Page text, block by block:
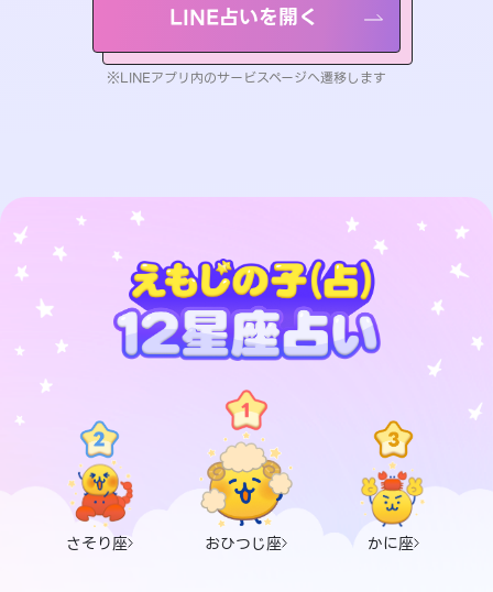
LINE占いを開く
※LINEアプリ内のサービスページへ遷移します
さそり座 おひつじ座 かに座